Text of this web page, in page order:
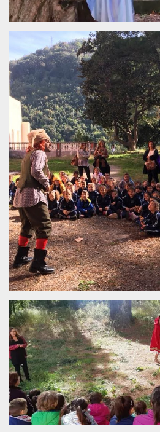
wordpress_test_cookie
Automattic
Inc.
.oooh.events
PHPSESSID
PHP.net
oooh.events
m
Stripe
m.stripe.com